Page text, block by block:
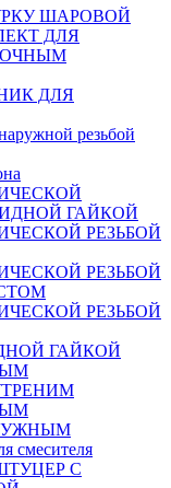
ШАРОВОЙ
ДЛЯ
ДЛЯ
резьбой
ГАЙКОЙ
РЕЗЬБОЙ
РЕЗЬБОЙ
РЕЗЬБОЙ
ГАЙКОЙ
смесителя
С